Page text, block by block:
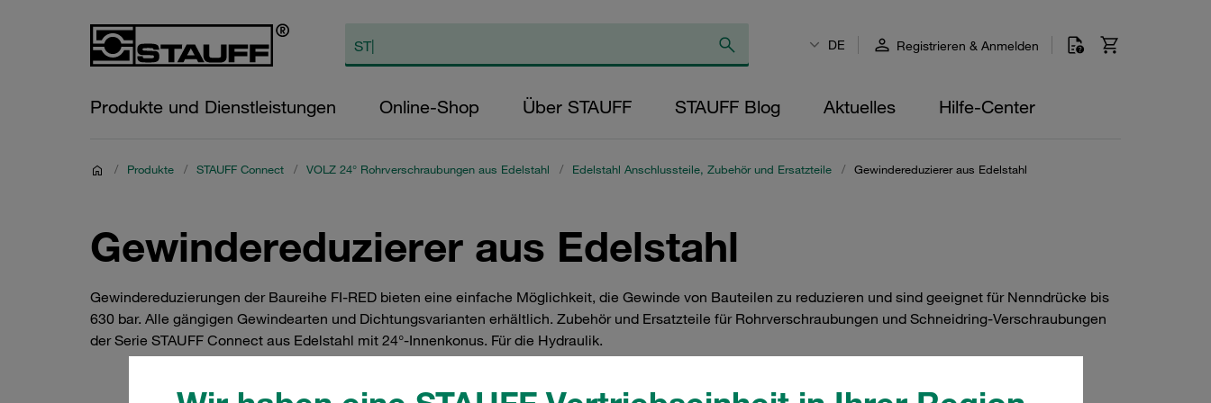
DE Registrieren & Anmelden
Produkte und Dienstleistungen Online-Shop Über STAUFF STAUFF Blog Aktuelles Hilfe-Center
/ Produkte / STAUFF Connect / VOLZ 24° Rohrverschraubungen aus Edelstahl / Edelstahl Anschlussteile, Zubehör und Ersatzteile / Gewindereduzierer aus Edelstahl
Gewindereduzierer aus Edelstahl
Gewindereduzierungen der Baureihe FI-RED bieten eine einfache Möglichkeit, die Gewinde von Bauteilen zu reduzieren und sind geeignet für Nenndrücke bis
630 bar. Alle gängigen Gewindearten und Dichtungsvarianten erhältlich. Zubehör und Ersatzteile für Rohrverschraubungen und Schneidring-Verschraubungen
der Serie STAUFF Connect aus Edelstahl mit 24°-Innenkonus. Für die Hydraulik.